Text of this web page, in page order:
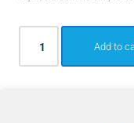
Add to